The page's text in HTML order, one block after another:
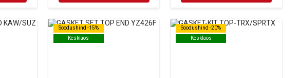
Soodushind -15%
Kesklaos
Soodushind -15%
Kesklaos
Soodushind -20%
Kesklaos
Soodushind -20%
Kesklaos